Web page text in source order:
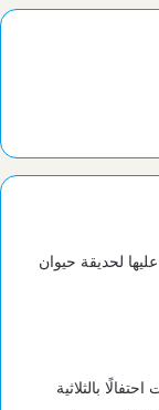
لحديقة حيوان
بالثلاثية